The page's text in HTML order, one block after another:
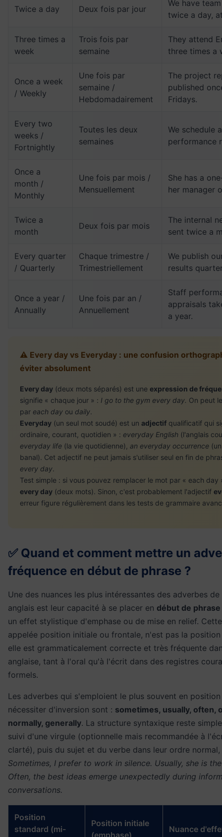
Twice a day Deux fois par jour
We have
twice a day,
Three times a
week
Trois fois par
semaine
They attend
three times a
Once a week
/ Weekly
Une fois par
semaine /
Hebdomadairement
The project
published
Fridays.
Every two
weeks /
Fortnightly
Toutes les deux
semaines
We schedule
performance
Once a
month /
Monthly
Une fois par mois /
Mensuellement
She has a
her manager
Twice a
month
Deux fois par mois
The internal
sent twice a
Every quarter
/ Quarterly
Chaque trimestre /
Trimestriellement
We publish
results
Once a year /
Annually
Une fois par an /
Annuellement
Staff
appraisals
a year.
⚠️ Every day vs Everyday : une confusion
éviter absolument
Every day (deux mots séparés) est une expression de
signifie « chaque jour » : I go to the gym every day. On peut
par each day ou daily.
Everyday (un seul mot soudé) est un adjectif qualificatif qui
ordinaire, courant, quotidien » : everyday English (l'anglais
everyday life (la vie quotidienne), an everyday occurrence
banal). Cet adjectif ne peut jamais s'utiliser seul en fin de
every day.
Test simple : si vous pouvez remplacer le mot par « each day
every day (deux mots). Sinon, c'est probablement l'adjectif
erreur figure régulièrement dans les tests de grammaire
✅ Quand et comment mettre un
fréquence en début de phrase ?
Une des nuances les plus intéressantes des adverbes
anglais est leur capacité à se placer en début de phrase
un effet stylistique d'emphase ou de mise en relief.
appelée position initiale ou frontale, n'est pas la
elle est grammaticalement correcte et très fréquente
anglaise, tant à l'oral qu'à l'écrit dans des registres
formels.
Les adverbes qui s'emploient le plus souvent en
nécessiter d'inversion sont : sometimes, usually, often,
normally, generally. La structure syntaxique reste
suivi d'une virgule (optionnelle mais recommandée à
clarté), puis du sujet et du verbe dans leur ordre normal,
Sometimes, I prefer to work in silence. Usually, she is
Often, the best ideas emerge unexpectedly during
conversations.
Position
standard (mi-
Position initiale
(emphase)
Nuance